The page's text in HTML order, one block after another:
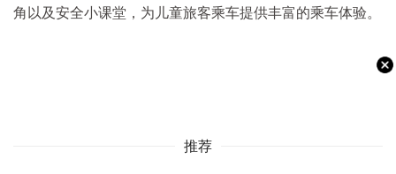
角以及安全小课堂，为儿童旅客乘车提供丰富的乘车体验。
推荐